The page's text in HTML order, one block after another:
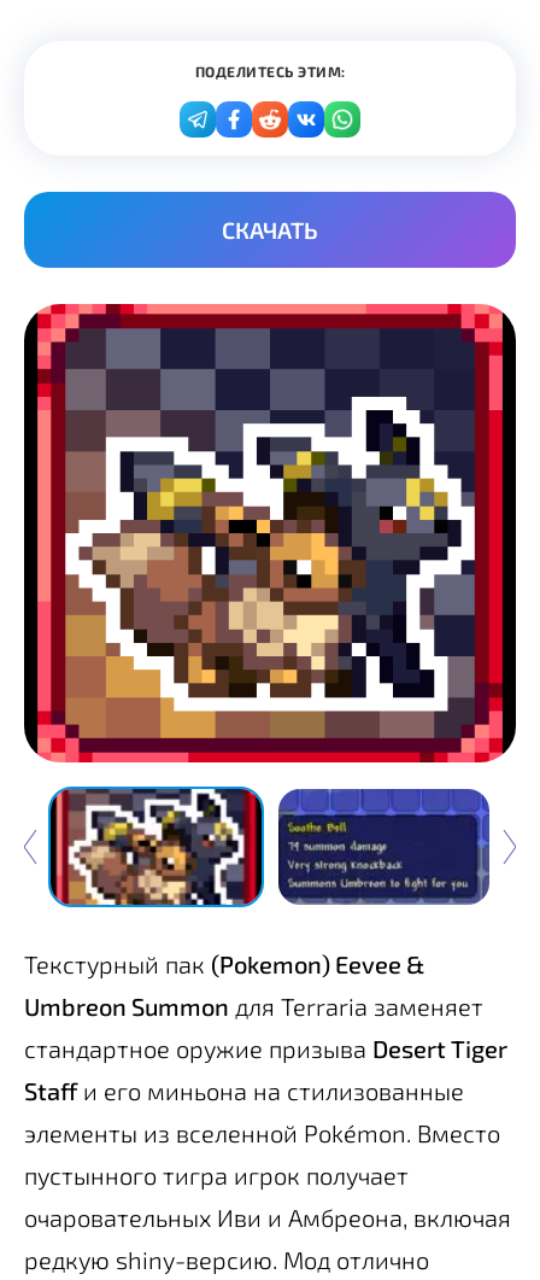
ПОДЕЛИТЕСЬ ЭТИМ:
СКАЧАТЬ
Текстурный пак (Pokemon) Eevee &
Umbreon Summon для Terraria заменяет
стандартное оружие призыва Desert Tiger
Staffи его миньона на стилизованные
элементы из вселенной Pokémon. Вместо
пустынного тигра игрок получает
очаровательных Иви и Амбреона, включая
редкую shiny-версию. Мод отлично